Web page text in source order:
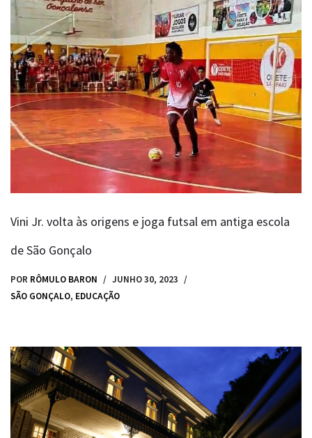
Vini Jr. volta às origens e joga futsal em antiga escola
de São Gonçalo
POR RÔMULO BARON
JUNHO 30, 2023
SÃO GONÇALO, EDUCAÇÃO